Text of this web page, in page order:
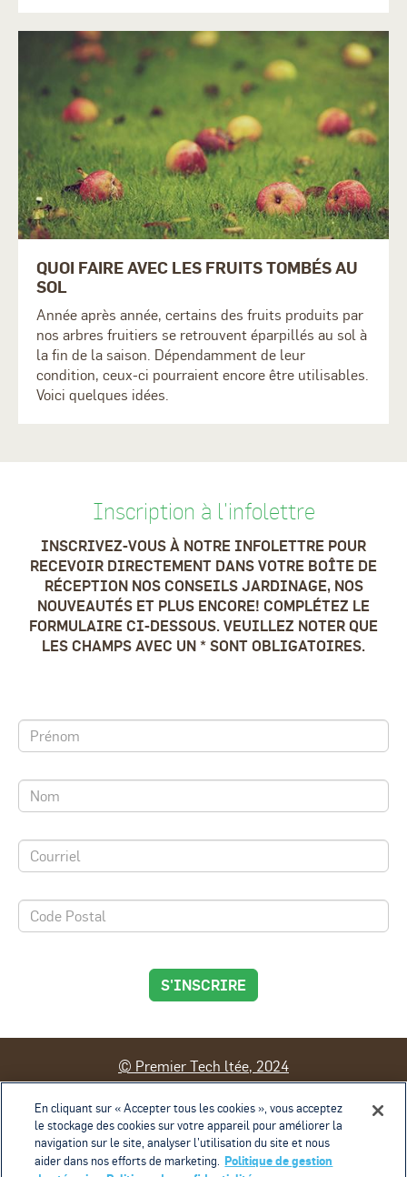
QUOI FAIRE AVEC LES FRUITS TOMBÉS AU
SOL
Année après année, certains des fruits produits par
nos arbres fruitiers se retrouvent éparpillés au sol à
la fin de la saison. Dépendamment de leur
condition, ceux-ci pourraient encore être utilisables.
Voici quelques idées.
Inscription à l'infolettre
INSCRIVEZ-VOUS À NOTRE INFOLETTRE POUR
RECEVOIR DIRECTEMENT DANS VOTRE BOÎTE DE
RÉCEPTION NOS CONSEILS JARDINAGE, NOS
NOUVEAUTÉS ET PLUS ENCORE! COMPLÉTEZ LE
FORMULAIRE CI-DESSOUS. VEUILLEZ NOTER QUE
LES CHAMPS AVEC UN * SONT OBLIGATOIRES.
S'INSCRIRE
© Premier Tech ltée, 2024
Contact
Conditions d'utilisation
Politique de confidentialité
Politique de gestion des témoins
Exercice des droits
Paramètres des cookies
En cliquant sur « Accepter tous les cookies », vous acceptez
le stockage des cookies sur votre appareil pour améliorer la
navigation sur le site, analyser l’utilisation du site et nous
aider dans nos efforts de marketing. Politique de gestion